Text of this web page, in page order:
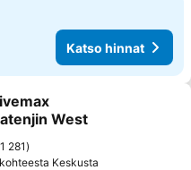
Katso hinnat
suosikkeihin
West
1 281
Keskusta